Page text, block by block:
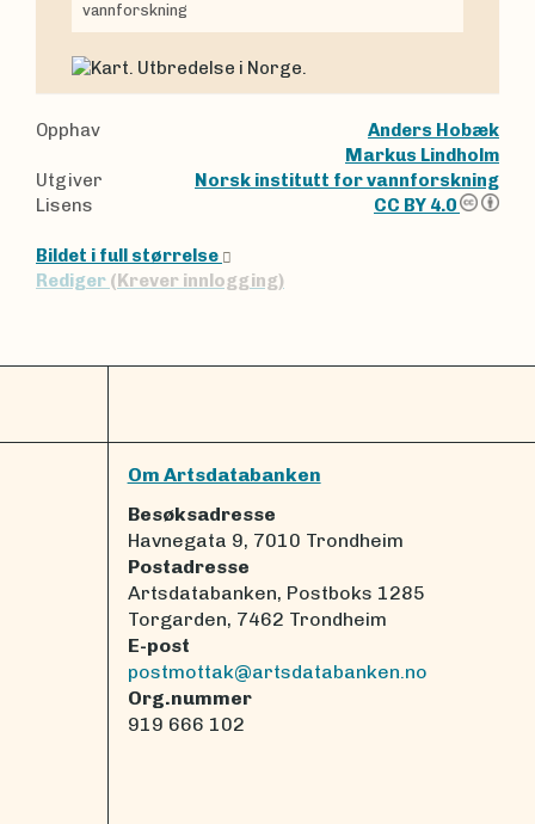
vannforskning
Opphav
Anders Hobæk
Markus Lindholm
Utgiver
Norsk institutt for vannforskning
Lisens
CC BY 4.0
Bildet i full størrelse
Rediger (Krever innlogging)
Om Artsdatabanken
Besøksadresse
Havnegata 9, 7010 Trondheim
Postadresse
Artsdatabanken, Postboks 1285
Torgarden, 7462 Trondheim
E-post
postmottak@artsdatabanken.no
Org.nummer
919 666 102